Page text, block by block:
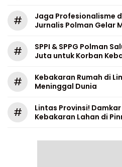
#
Jaga Profesionalisme
Jurnalis Polman Gelar
#
SPPI & SPPG Polman
Juta untuk Korban
#
Kebakaran Rumah di
Meninggal Dunia
#
Lintas Provinsi!
Kebakaran Lahan di